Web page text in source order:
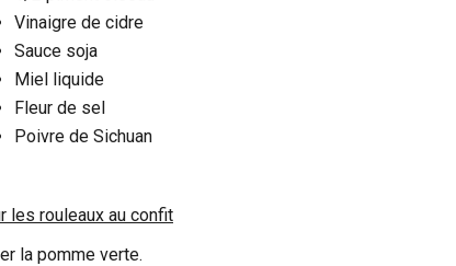
Vinaigre de cidre
Sauce soja
Miel liquide
Fleur de sel
Poivre de Sichuan
les rouleaux au confit
la pomme verte.